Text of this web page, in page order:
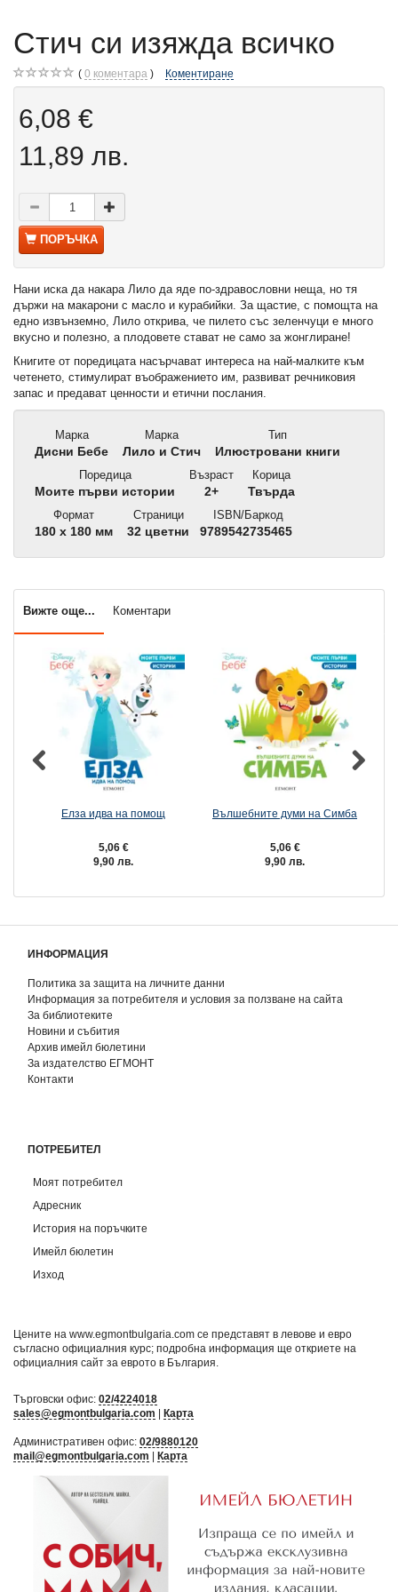
Стич си изяжда всичко
0 коментара Коментиране
6,08 €
11,89 лв.
ПОРЪЧКА
Нани иска да накара Лило да яде по-здравословни неща, но тя
държи на макарони с масло и курабийки. За щастие, с помощта на
едно извънземно, Лило открива, че пилето със зеленчуци е много
вкусно и полезно, а плодовете стават не само за жонглиране!
Книгите от поредицата насърчават интереса на най-малките към
четенето, стимулират въображението им, развиват речниковия
запас и предават ценности и етични послания.
Марка
Дисни Бебе
Марка
Лило и Стич
Тип
Илюстровани книги
Поредица
Моите първи истории
Възраст
2+
Корица
Твърда
Формат
180 x 180 мм
Страници
32 цветни
ISBN/Баркод
9789542735465
Вижте още... Коментари
Елза идва на помощ
5,06 €
9,90 лв.
Вълшебните думи на Симба
5,06 €
9,90 лв.
ИНФОРМАЦИЯ
Политика за защита на личните данни
Информация за потребителя и условия за ползване на сайта
За библиотеките
Новини и събития
Архив имейл бюлетини
За издателство ЕГМОНТ
Контакти
ПОТРЕБИТЕЛ
Моят потребител
Адресник
История на поръчките
Имейл бюлетин
Изход
Цените на www.egmontbulgaria.com се представят в левове и евро
съгласно официалния курс; подробна информация ще откриете на
официалния сайт за еврото в България
Търговски офис: 02/4224018
sales@egmontbulgaria.com
Карта
Административен офис: 02/9880120
mail@egmontbulgaria.com
Карта